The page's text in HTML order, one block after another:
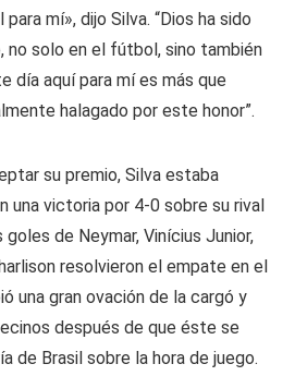
mí», dijo Silva. “Dios ha sido
no solo en el fútbol, ​​sino también
día aquí para mí es más que
halagado por este honor”.
su premio, Silva estaba
una victoria por 4-0 sobre su rival
de Neymar, Vinícius Junior,
resolvieron el empate en el
una gran ovación de la cargó y
después de que éste se
de Brasil sobre la hora de juego.